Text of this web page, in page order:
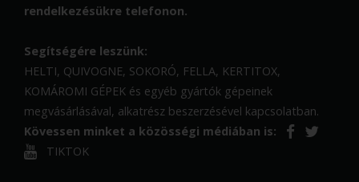
rendelkezésükre telefonon.
Segítségére leszünk:
HELTI, QUIVOGNE, SOKORÓ, FELLA, KERTITOX,
KOMÁROMI GÉPEK és egyéb gyártók gépeinek
megvásárlásával, alkatrész beszerzésével kapcsolatban.
Kövessen minket a közösségi médiában is:
TIKTOK